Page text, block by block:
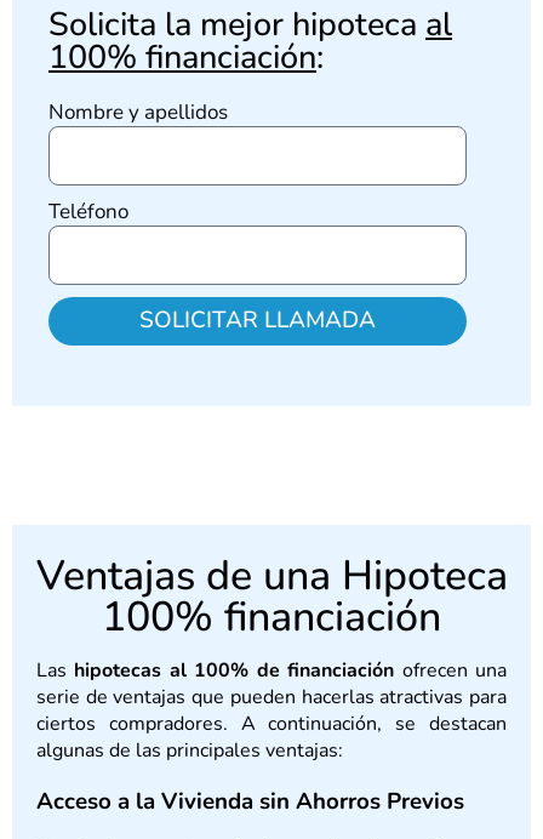
Solicita la mejor hipoteca al
100% financiación:
Nombre y apellidos
Teléfono
SOLICITAR LLAMADA
Ventajas de una Hipoteca
100% financiación
Las hipotecas al 100% de financiación ofrecen una
serie de ventajas que pueden hacerlas atractivas para
ciertos compradores. A continuación, se destacan
algunas de las principales ventajas:
Acceso a la Vivienda sin Ahorros Previos